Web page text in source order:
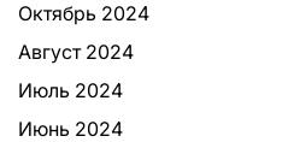
Октябрь 2024
Август 2024
Июль 2024
Июнь 2024